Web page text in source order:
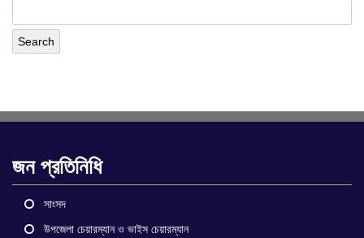
জন প্রতিনিধি
সাংসদ
উপজেলা চেয়ারম্যান ও ভাইস চেয়ারম্যান